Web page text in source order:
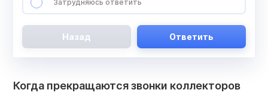
Затрудняюсь ответить
Назад Ответить
Когда прекращаются звонки коллекторов